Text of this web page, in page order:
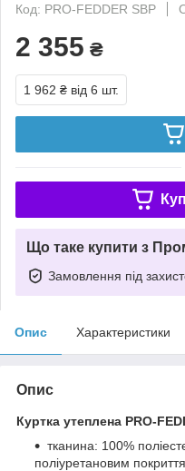
Код: PRO-FEDDER SBP
2 355 ₴
1 962 ₴ від 6 шт.
Що таке купити з
Замовлення під
Опис Характеристики
Опис
Куртка утеплена PRO-
тканина: 100%
поліуретановим